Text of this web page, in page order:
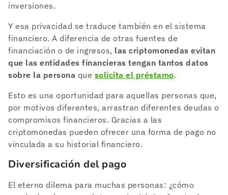
inversiones.
Y esa privacidad se traduce también en el sistema
financiero. A diferencia de otras fuentes de
financiación o de ingresos, las criptomonedas evitan
que las entidades financieras tengan tantos datos
sobre la persona que solicita el préstamo.
Esto es una oportunidad para aquellas personas que,
por motivos diferentes, arrastran diferentes deudas o
compromisos financieros. Gracias a las
criptomonedas pueden ofrecer una forma de pago no
vinculada a su historial financiero.
Diversificación del pago
El eterno dilema para muchas personas: ¿cómo